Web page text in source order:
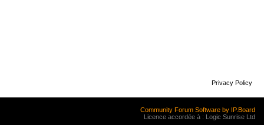
Privacy Policy
Community Forum Software by IP.Board
Licence accordée à : Logic Sunrise Ltd